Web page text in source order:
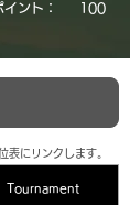
ント：
​100
表にリンクします。
Tournament